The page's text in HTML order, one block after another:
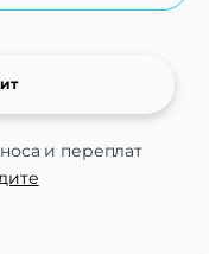
и переплат